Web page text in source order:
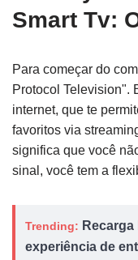
Smart Tv:
Para começar do
Protocol Television".
internet, que te
favoritos via
significa que você
sinal, você tem a
Trending:
experiência de